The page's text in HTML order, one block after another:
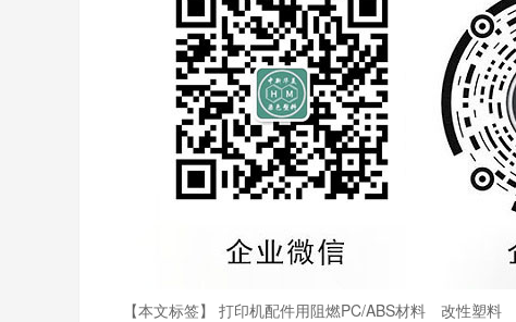
【本文标签】 打印机配件用阻燃PC/ABS材料 改性塑料